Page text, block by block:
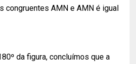
congruentes AMN e AMN é igual
da figura, concluímos que a